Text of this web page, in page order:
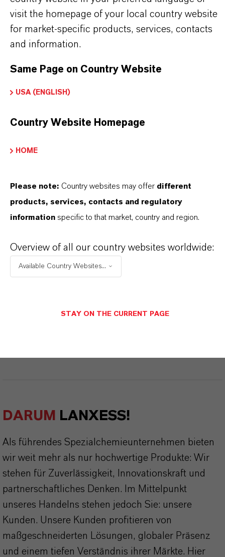
(CAS-Register Nummer)
41-5
PRODUKTANWENDUNGEN
Hier können die Produktdatenblätter
heruntergeladen werden.
Download-Link.
Momentan sind keine technischen Datenblätter für
Momentan sind keine Sicherheitsdatenblätter für
DARUM LANXESS!
Als führendes Spezialchemieunternehmen bieten
wir weit mehr als nur hochwertige Produkte: Wir
stehen für Zuverlässigkeit, Innovationskraft und
partnerschaftliches Denken. Im Mittelpunkt
unseres Handelns stehen jedoch Sie: unsere
Kunden. Unsere Kunden profitieren von
maßgeschneiderten Lösungen, globaler Präsenz
und einem tiefen Verständnis ihrer Märkte. Hier
visit the homepage of your local country website
for market-specific products, services, contacts
and information.
Same Page on Country Website
USA (ENGLISH)
Country Website Homepage
HOME
Please note: Country websites may offer different
products, services, contacts and regulatory
information specific to that market, country and region.
Overview of all our country websites worldwide:
Available Country Websites...
STAY ON THE CURRENT PAGE